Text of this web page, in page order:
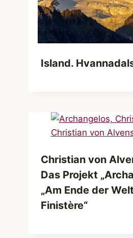
Island.
Christian von
Das Projekt
„Am Ende der
Finistère“